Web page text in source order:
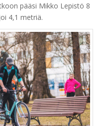
pääsi Mikko Lepistö 8
4,1 metriä.